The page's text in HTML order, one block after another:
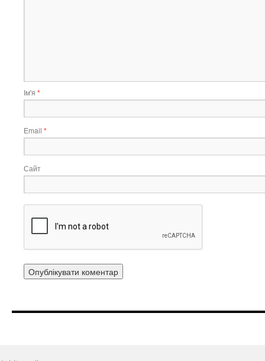
Ім'я *
Email *
Сайт